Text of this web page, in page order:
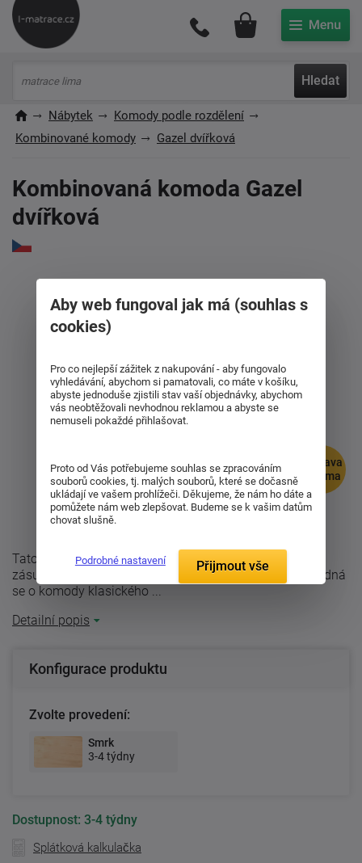
Hledat
Můj účet
Nábytek
Komody podle rozdělení
Kombinované komody
Gazel dvířková
Kombinovaná komoda Gazel
dvířková
doprava
zdarma
Tato dvířková komoda ze serie GAZEL má dvě menší
zásuvky a dvě police skryté za dvířky. Série GAZEL - jedná
se o komody klasického ...
Detailní popis
Konfigurace produktu
Zvolte provedení:
Smrk
3-4 týdny
Dostupnost: 3-4 týdny
Splátková kalkulačka
Aby web fungoval jak má (souhlas s
cookies)
Pro co nejlepší zážitek z nakupování - aby fungovalo
vyhledávání, abychom si pamatovali, co máte v košíku,
abyste jednoduše zjistili stav vaší objednávky, abychom
vás neobtěžovali nevhodnou reklamou a abyste se
nemuseli pokaždé přihlašovat.
Proto od Vás potřebujeme souhlas se zpracováním
souborů cookies, tj. malých souborů, které se dočasně
ukládají ve vašem prohlížeči. Děkujeme, že nám ho dáte a
pomůžete nám web zlepšovat. Budeme se k vašim datům
chovat slušně.
Podrobné nastavení Přijmout vše